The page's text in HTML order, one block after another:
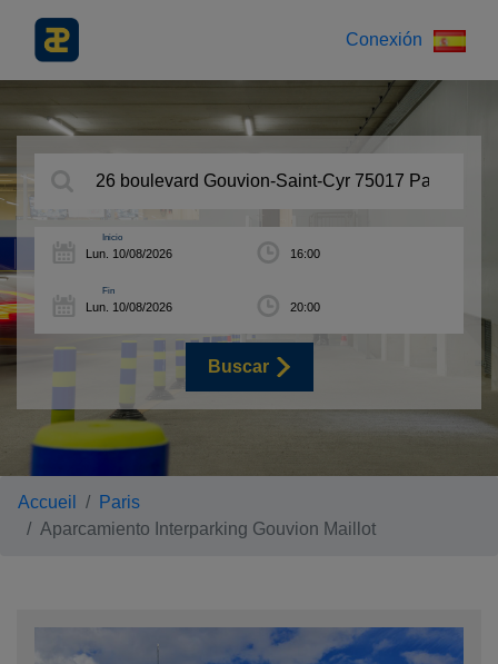
Conexión
Inicio
Fin
Buscar
Accueil
Paris
Aparcamiento Interparking Gouvion Maillot